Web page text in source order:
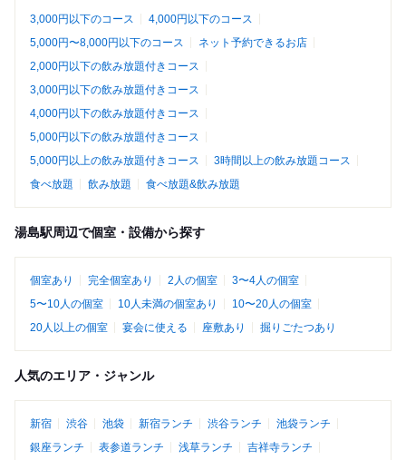
3,000円以下のコース
4,000円以下のコース
5,000円〜8,000円以下のコース
ネット予約できるお店
2,000円以下の飲み放題付きコース
3,000円以下の飲み放題付きコース
4,000円以下の飲み放題付きコース
5,000円以下の飲み放題付きコース
5,000円以上の飲み放題付きコース
3時間以上の飲み放題コース
食べ放題
飲み放題 食べ放題&飲み放題
湯島駅周辺で個室・設備から探す
個室あり 完全個室あり 2人の個室
3〜4人の個室
5〜10人の個室
10人未満の個室あり
10〜20人の個室
20人以上の個室
宴会に使える 座敷あり 掘りごたつあり
人気のエリア・ジャンル
新宿 渋谷 池袋 新宿ランチ 渋谷ランチ
池袋ランチ
銀座ランチ
表参道ランチ 浅草ランチ
吉祥寺ランチ